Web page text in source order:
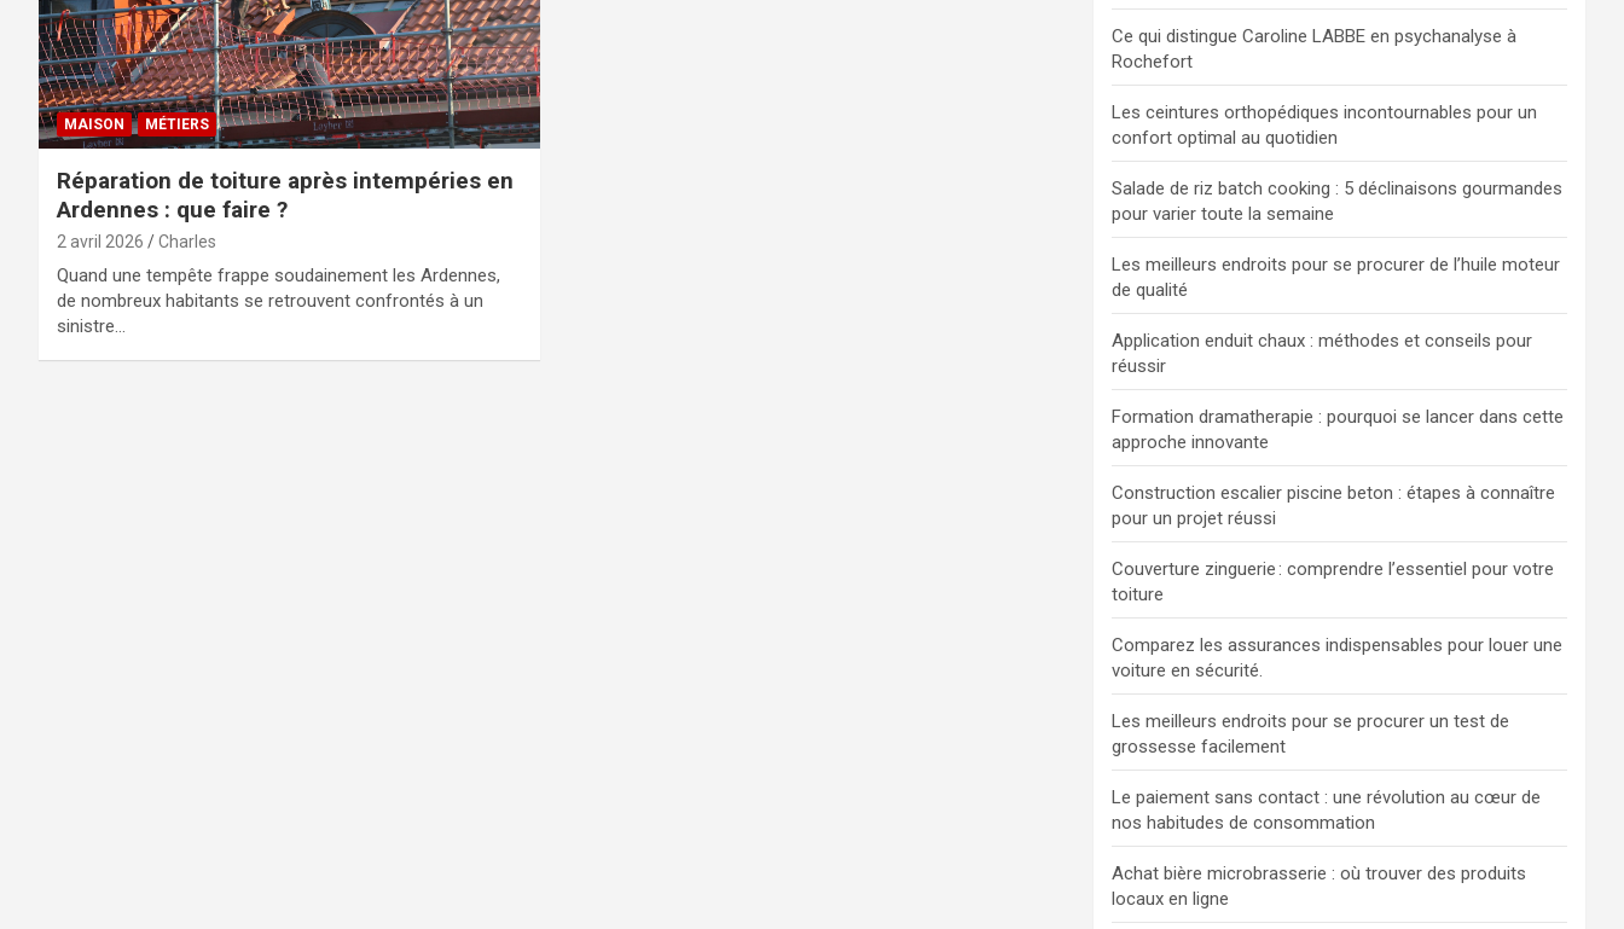
MAISON MÉTIERS
Réparation de toiture après intempéries en
Ardennes : que faire ?
2 avril 2026 Charles
Quand une tempête frappe soudainement les Ardennes,
de nombreux habitants se retrouvent confrontés à un
sinistre…
e
r
Ce qui distingue Caroline LABBE en psychanalyse à
Rochefort
Les ceintures orthopédiques incontournables pour un
confort optimal au quotidien
Salade de riz batch cooking : 5 déclinaisons gourmandes
pour varier toute la semaine
Les meilleurs endroits pour se procurer de l’huile moteur
de qualité
Application enduit chaux : méthodes et conseils pour
réussir
Formation dramatherapie : pourquoi se lancer dans cette
approche innovante
Construction escalier piscine beton : étapes à connaître
pour un projet réussi
Couverture zinguerie : comprendre l’essentiel pour votre
toiture
Comparez les assurances indispensables pour louer une
voiture en sécurité.
Les meilleurs endroits pour se procurer un test de
grossesse facilement
Le paiement sans contact : une révolution au cœur de
nos habitudes de consommation
Achat bière microbrasserie : où trouver des produits
locaux en ligne